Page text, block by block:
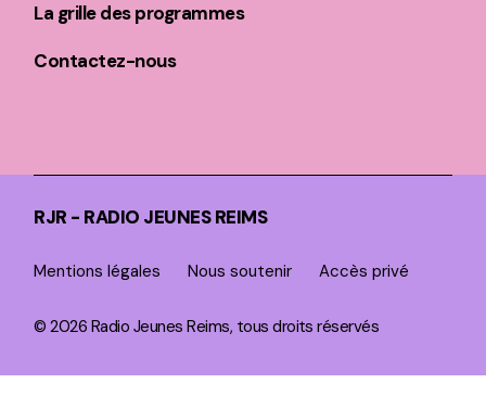
La grille des programmes
Contactez-nous
RJR - RADIO JEUNES REIMS
Mentions légales Nous soutenir Accès privé
© 2026 Radio Jeunes Reims, tous droits réservés